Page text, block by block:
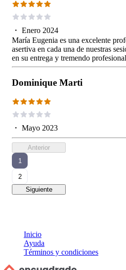
・ Enero 2024
María Eugenia es una excelente
asertiva en cada una de nuestras
en su entrega y tremendo
Dominique Marti
・ Mayo 2023
Anterior
1
2
Siguiente
Inicio
Ayuda
Términos y condiciones